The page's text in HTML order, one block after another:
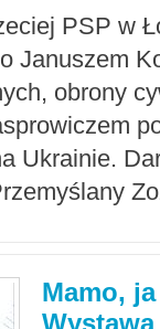
PSP w
Januszem
obrony
Ukrainie.
Mamo,